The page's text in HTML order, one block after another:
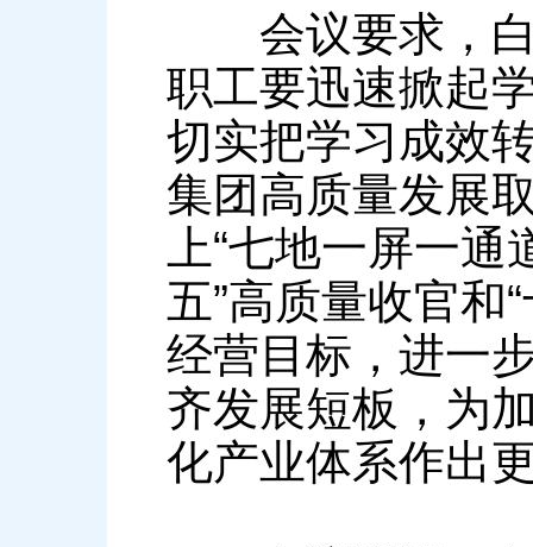
会议要求，白
职工要迅速掀起
切实把学习成效
集团高质量发展
上“七地一屏一
五”高质量收官和
经营目标，进一
齐发展短板，为
化产业体系作出